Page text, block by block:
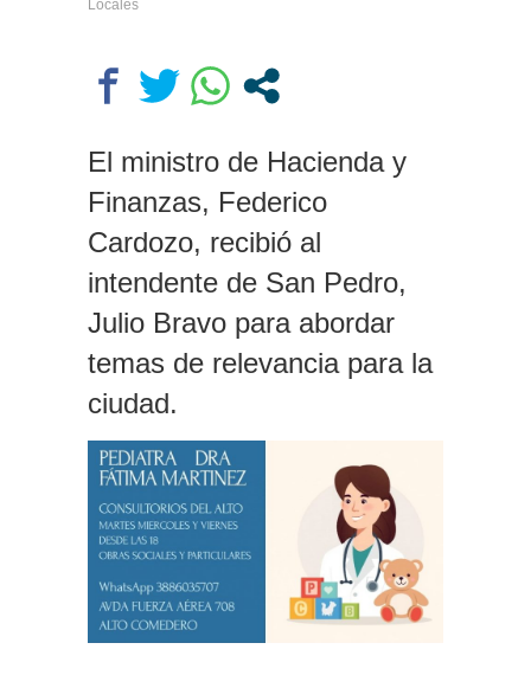
los rectores piden a la Justicia
que intime al Gobierno y aplique
Fondos
Locales
El ministro de Hacienda y
Finanzas, Federico
Cardozo, recibió al
intendente de San Pedro,
Julio Bravo para abordar
temas de relevancia para la
ciudad.